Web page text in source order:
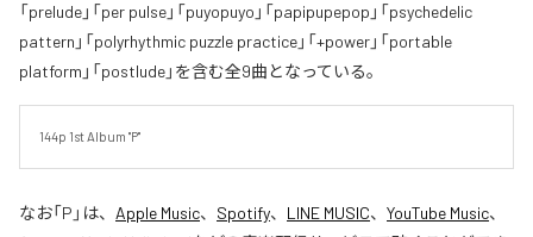
「prelude」「per pulse」「puyopuyo」「papipupepop」「psychedelic
pattern」「polyrhythmic puzzle practice」「+power」「portable
platform」「postlude」を含む全9曲となっている。
144p 1st Album "P"
なお「P 」は、 Apple Music、 Spotify、 LINE MUSIC、 YouTube Music、